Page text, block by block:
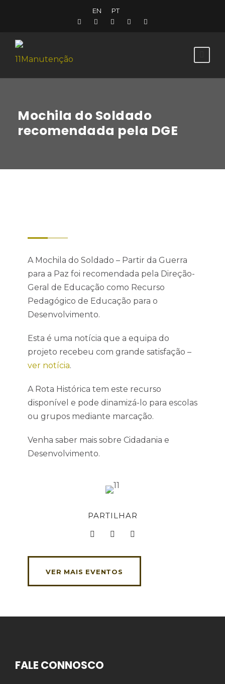
EN PT
Mochila do Soldado
recomendada pela DGE
A Mochila do Soldado – Partir da Guerra
para a Paz foi recomendada pela Direção-
Geral de Educação como Recurso
Pedagógico de Educação para o
Desenvolvimento.
Esta é uma notícia que a equipa do
projeto recebeu com grande satisfação –
ver notícia.
A Rota Histórica tem este recurso
disponível e pode dinamizá-lo para escolas
ou grupos mediante marcação.
Venha saber mais sobre Cidadania e
Desenvolvimento.
PARTILHAR
VER MAIS EVENTOS
FALE CONNOSCO